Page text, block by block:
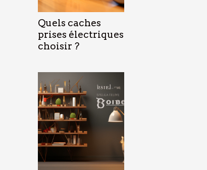
Quels caches
prises électriques
choisir ?